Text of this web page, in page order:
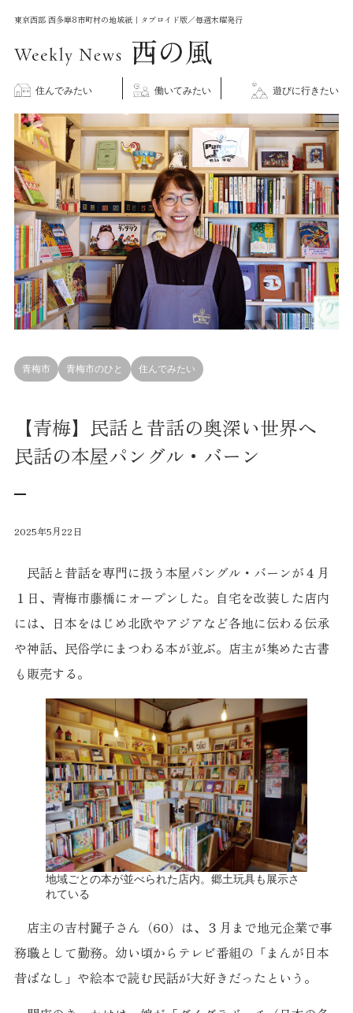
東京西部 西多摩8市町村の地域紙｜タブロイド版／毎週木曜発行
住んでみたい 働いてみたい 遊びに行きたい
青梅市 青梅市のひと 住んでみたい
【青梅】民話と昔話の奥深い世界へ
民話の本屋パングル・バーン
2025年5月22日
民話と昔話を専門に扱う本屋パングル・バーンが４月
１日、青梅市藤橋にオープンした。自宅を改装した店内
には、日本をはじめ北欧やアジアなど各地に伝わる伝承
や神話、民俗学にまつわる本が並ぶ。店主が集めた古書
も販売する。
地域ごとの本が並べられた店内。郷土玩具も展示さ
れている
店主の吉村麗子さん（60）は、３月まで地元企業で事
務職として勤務。幼い頃からテレビ番組の「まんが日本
昔ばなし」や絵本で読む民話が大好きだったという。